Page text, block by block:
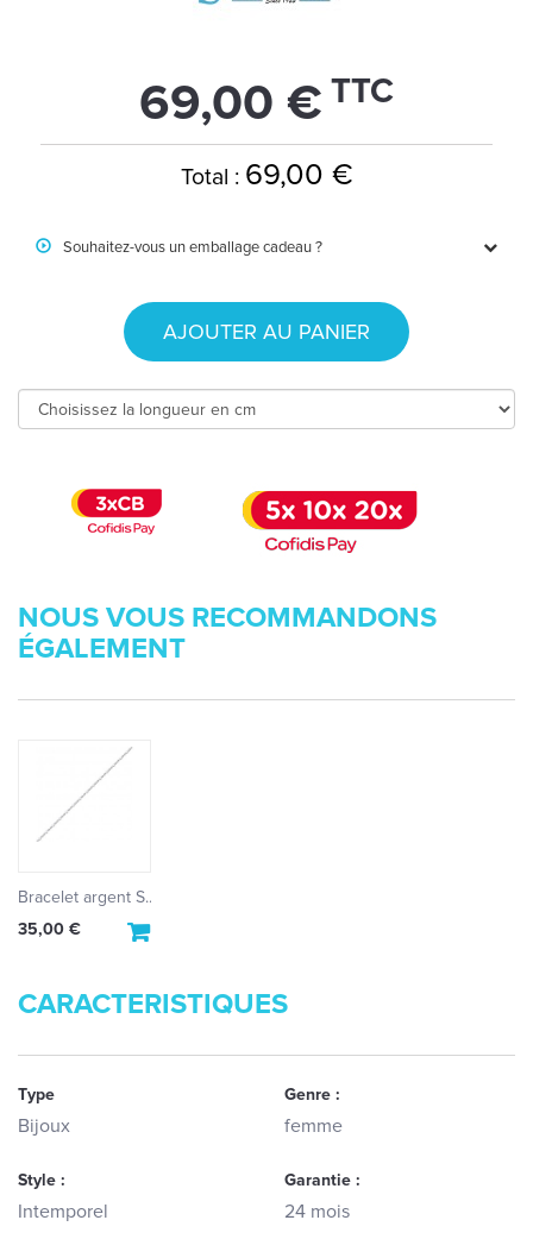
69,00 € TTC
Total : 69,00 €
Souhaitez-vous un emballage cadeau ?
AJOUTER AU PANIER
NOUS VOUS RECOMMANDONS
ÉGALEMENT
Bracelet argent S...
35,00 €
CARACTERISTIQUES
Type
Bijoux
Genre :
femme
Style :
Intemporel
Garantie :
24 mois